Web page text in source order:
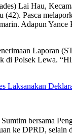
Lai Hau,
(42). Pasca
Adapun
Laporan
Polsek Lewa.
Laksanakan
bersama
ke DPRD,